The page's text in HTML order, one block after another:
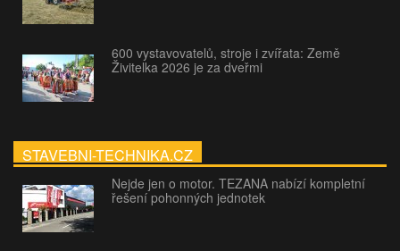
600 vystavovatelů, stroje i zvířata: Země
Živitelka 2026 je za dveřmi
STAVEBNI-TECHNIKA.CZ
Nejde jen o motor. TEZANA nabízí kompletní
řešení pohonných jednotek